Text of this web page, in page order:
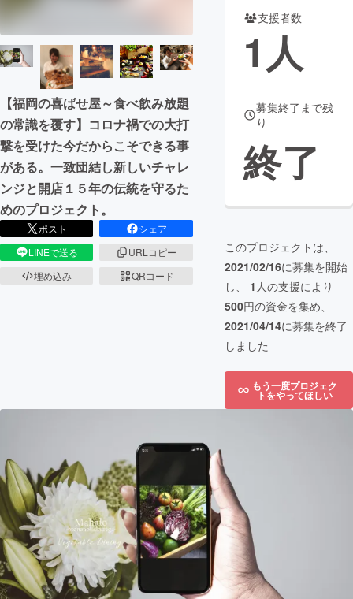
コミュニティ
【福岡の喜ばせ屋～食べ飲み放題
の常識を覆す】コロナ禍での大打
撃を受けた今だからこそできる事
がある。一致団結し新しいチャレ
ンジと開店１５年の伝統を守るた
めのプロジェクト。
ポスト
シェア
LINEで送る
URLコピー
埋め込み
QRコード
支援者数
1人
募集終了まで残
り
終了
このプロジェクトは、
2021/02/16に募集を開始
し、 1 人の支援により
500円の資金を集め、
2021/04/14に募集を終了
しました
もう一度プロジェク
トをやってほしい